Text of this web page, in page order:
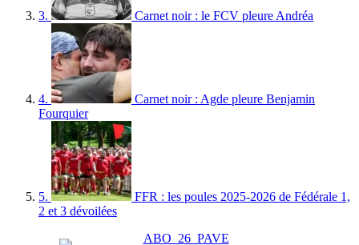
3. Carnet noir : le FCV pleure Andréa
4.
Carnet noir : Agde pleure Benjamin
Fourquier
5.
FFR : les poules 2025-2026 de Fédérale 1,
2 et 3 dévoilées